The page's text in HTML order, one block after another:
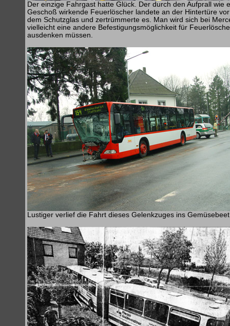
Der einzige Fahrgast hatte Glück. Der durch den Aufprall wie
Geschoß wirkende Feuerlöscher landete an der Hintertüre vor
dem Schutzglas und zertrümmerte es. Man wird sich bei
vielleicht eine andere Befestigungsmöglichkeit für
ausdenken müssen.
Lustiger verlief die Fahrt dieses Gelenkzuges ins